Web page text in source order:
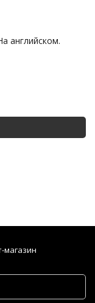
английском.
магазин